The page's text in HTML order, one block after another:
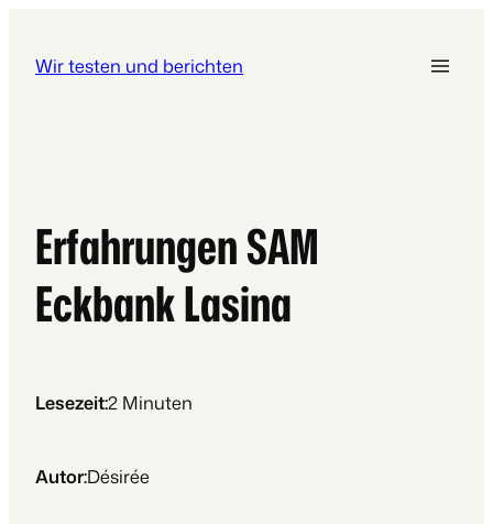
Wir testen und berichten
Erfahrungen SAM
Eckbank Lasina
Lesezeit:2 Minuten
Autor:Désirée